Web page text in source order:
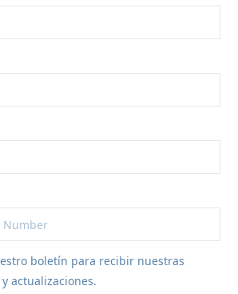
boletín para recibir nuestras
actualizaciones.